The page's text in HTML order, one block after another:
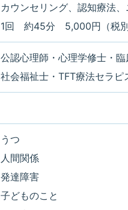
カウンセリング、認知療法
1回 約45分 5,000円（税別
公認心理師・心理学修士・
社会福祉士・TFT療法セラピ
うつ
人間関係
発達障害
子どものこと